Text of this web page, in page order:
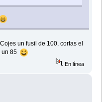
un fusil de 100, cortas el
un 85
En línea